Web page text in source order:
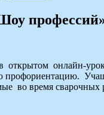
онлайн-
во время